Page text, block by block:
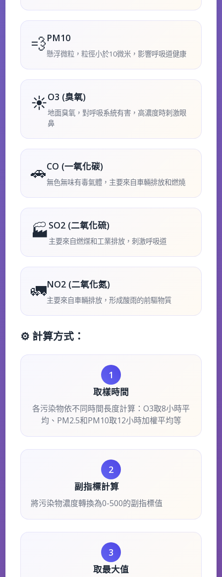
💨PM10
懸浮微粒，粒徑小於10微米，影響呼吸道健康
☀️O3 (臭氧)
地面臭氧，對呼吸系統有害，高濃度時刺激眼
鼻
🚗CO (一氧化碳)
無色無味有毒氣體，主要來自車輛排放和燃燒
🏭SO2 (二氧化硫)
主要來自燃煤和工業排放，刺激呼吸道
🚛NO2 (二氧化氮)
主要來自車輛排放，形成酸雨的前驅物質
⚙️ 計算方式：
1
取樣時間
各污染物依不同時間長度計算：O3取8小時平
均、PM2.5和PM10取12小時加權平均等
2
副指標計算
將污染物濃度轉換為0-500的副指標值
3
取最大值